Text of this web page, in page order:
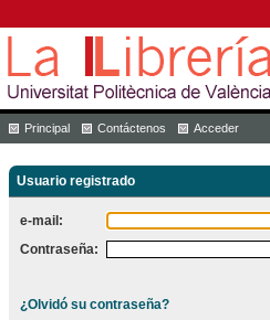
Principal Contáctenos Acceder
Usuario registrado
e-mail:
Contraseña:
¿Olvidó su contraseña?